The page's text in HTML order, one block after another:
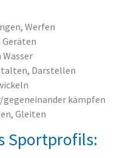
Werfen
Geräten
Wasser
Darstellen
gegeneinander kämpfen
Gleiten
Sportprofils: